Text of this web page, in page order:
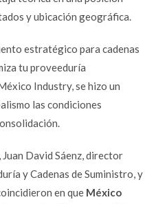
y ubicación geográfica.
estratégico para cadenas
tu proveeduría
Industry, se hizo un
las condiciones
David Sáenz, director
y Cadenas de Suministro, y
en que México